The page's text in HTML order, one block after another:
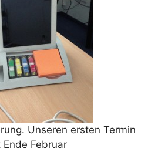
Unseren ersten Termin
Februar